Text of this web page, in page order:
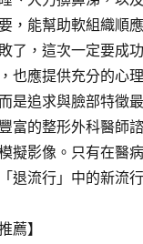
，能幫助軟組織順
了，這次一定要成
也應提供充分的心
是追求與臉部特徵
富的整形外科醫師
擬影像。只有在醫
退流行」中的新
薦】